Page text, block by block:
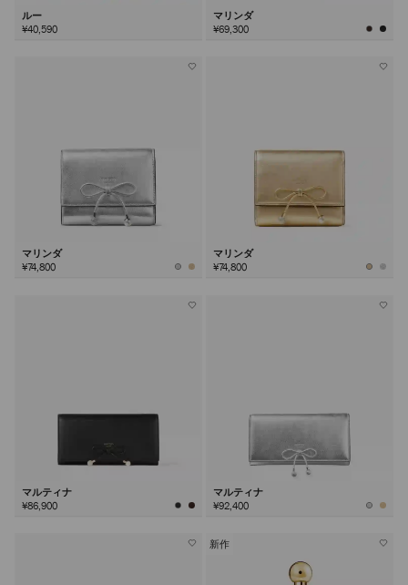
ルー
¥40,590
マリンダ
¥69,300
マリンダ
¥74,800
マリンダ
¥74,800
マルティナ
¥86,900
マルティナ
¥92,400
新作